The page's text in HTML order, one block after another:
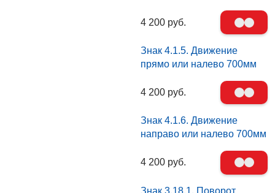
4 200 руб.
Знак 4.1.5. Движение
прямо или налево 700мм
4 200 руб.
Знак 4.1.6. Движение
направо или налево 700мм
4 200 руб.
Знак 3.18.1. Поворот